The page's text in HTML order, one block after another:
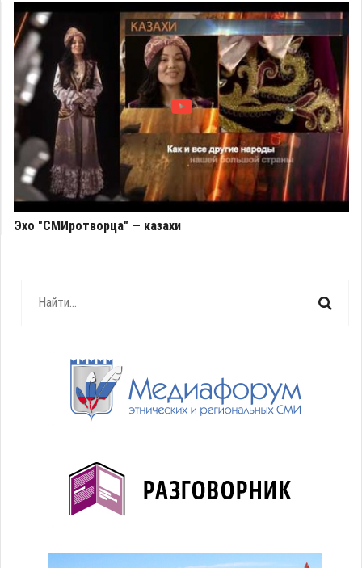
Эхо "СМИротворца" — казахи